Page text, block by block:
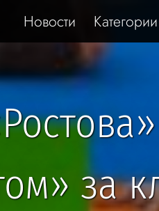
Новости Категории
за